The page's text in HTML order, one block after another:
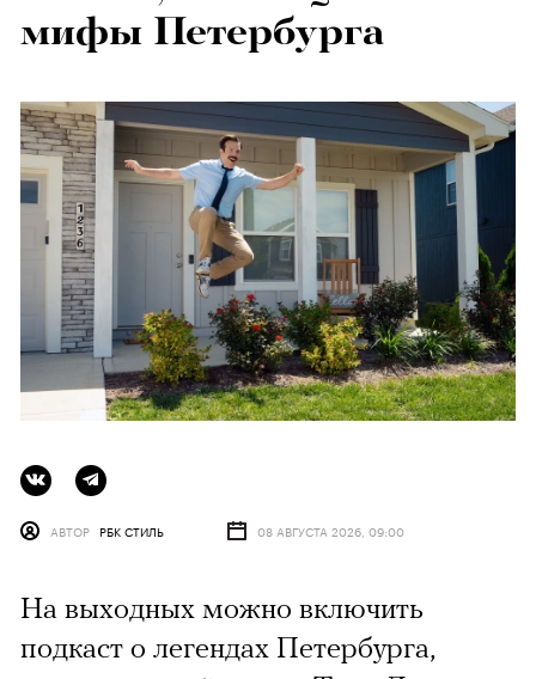
мифы Петербурга
АВТОР РБК СТИЛЬ 08 АВГУСТА 2026, 09:00
На выходных можно включить
подкаст о легендах Петербурга,